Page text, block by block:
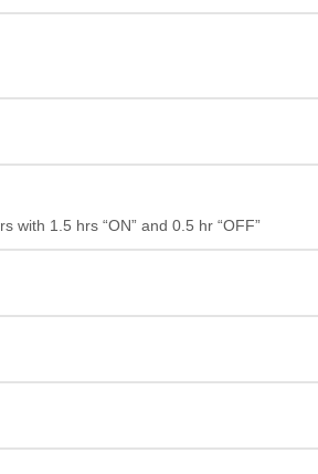
with 1.5 hrs “ON” and 0.5 hr “OFF”